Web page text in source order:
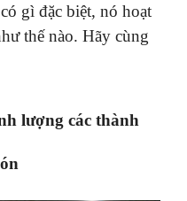
gì đặc biệt, nó hoạt
thế nào. Hãy cùng
lượng các thành